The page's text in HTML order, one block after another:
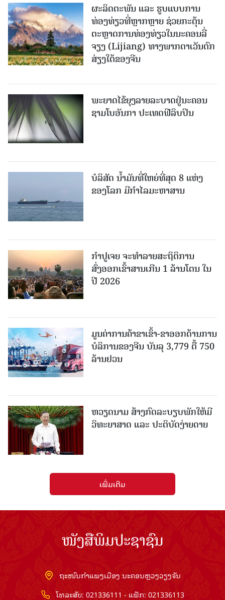
ຜະລິດຕະພັນ ແລະ ຮູບແບບການ
ທ່ອງທ່ຽວທີ່ຫຼາກຫຼາຍ ຊ່ວຍກະຕຸ້ນ
ຕະຫຼາດການທ່ອງທ່ຽວໃນນະຄອນລີ່
ຈຽງ (Lijiang) ທາງພາກຕາເວັນຕົກ
ສ່ຽງໃຕ້ຂອງຈີນ
ພະຍາດໄຂ້ຍຸງລາຍລະບາດຢູ່ນະຄອນ
ຊາມໂບ​ອັນກາ ປະເທດຟີລິບປິນ
ບໍລິສັດ ນ້ຳມັນທີ່ໃຫຍ່ທີ່ສຸດ 8 ແຫ່ງ
ຂອງໂລກ ມີກຳໄລມະຫາສານ
ກຳປູເຈຍ ຈະທຳລາຍສະຖິຕິການ
ສົ່ງອອກເຂົ້າສານເກີນ 1 ລ້ານໂຕນ ໃນ
ປີ 2026
ມູນຄ່າການຄ້າຂາເຂົ້າ-ຂາອອກດ້ານການ
ບໍລິການຂອງຈີນ ບັນລຸ 3,779 ຕື້ 750
ລ້ານຢວນ
ຫວຽດນາມ ສ້າງກົດລະບຽບພັກໃຫ້ມີ
ວິທະຍາສາດ ແລະ ປະຕິບັດງ່າຍດາຍ
ເພີ່ມເຕີມ
ໜັງສືພິມປະຊາຊົນ
ຖະໜົນກຳແພງເມືອງ ນະຄອນຫຼວງວຽງຈັນ
ໂທລະສັບ: 021336111 - ແຟັກ: 021336113